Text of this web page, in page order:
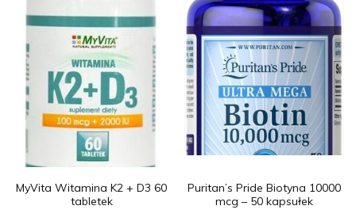
MyVita Witamina K2 + D3 60
tabletek
Puritan’s Pride Biotyna 10000
mcg – 50 kapsułek